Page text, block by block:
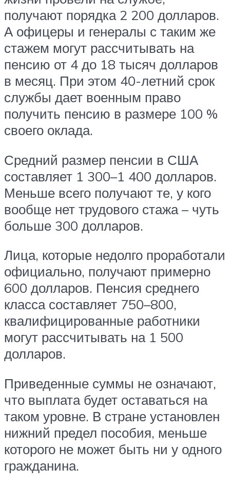
получают порядка 2 200 долларов.
А офицеры и генералы с таким же
стажем могут рассчитывать на
пенсию от 4 до 18 тысяч долларов
в месяц. При этом 40-летний срок
службы дает военным право
получить пенсию в размере 100 %
своего оклада.
Средний размер пенсии в США
составляет 1 300–1 400 долларов.
Меньше всего получают те, у кого
вообще нет трудового стажа – чуть
больше 300 долларов.
Лица, которые недолго проработали
официально, получают примерно
600 долларов. Пенсия среднего
класса составляет 750–800,
квалифицированные работники
могут рассчитывать на 1 500
долларов.
Приведенные суммы не означают,
что выплата будет оставаться на
таком уровне. В стране установлен
нижний предел пособия, меньше
которого не может быть ни у одного
гражданина.